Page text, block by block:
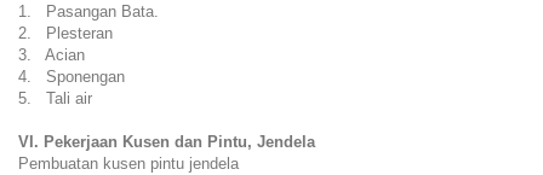
1. Pasangan Bata.
2. Plesteran
3. Acian
4. Sponengan
5. Tali air
VI. Pekerjaan Kusen dan Pintu, Jendela
Pembuatan kusen pintu jendela